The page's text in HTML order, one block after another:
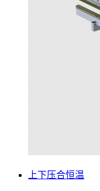
上下压合恒温